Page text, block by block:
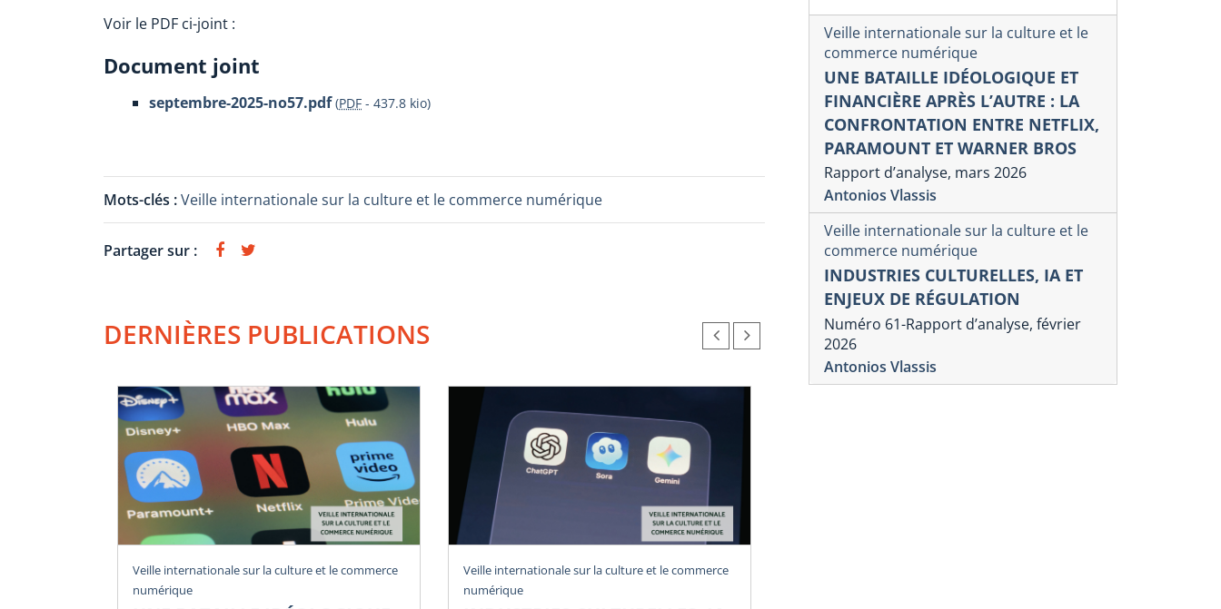
Voir le PDF ci-joint :
Document joint
septembre-2025-no57.pdf (PDF - 437.8 kio)
Mots-clés :Veille internationale sur la culture et le commerce numérique
Partager sur :
DERNIÈRES PUBLICATIONS
Veille internationale sur la culture et le commerce
numérique
Veille internationale sur la culture et le commerce
numérique
Veille internationale sur la culture et le
commerce numérique
UNE BATAILLE IDÉOLOGIQUE ET
FINANCIÈRE APRÈS L’AUTRE : LA
CONFRONTATION ENTRE NETFLIX,
PARAMOUNT ET WARNER BROS
Rapport d’analyse, mars 2026
Antonios Vlassis
Veille internationale sur la culture et le
commerce numérique
INDUSTRIES CULTURELLES, IA ET
ENJEUX DE RÉGULATION
Numéro 61-Rapport d’analyse, février
2026
Antonios Vlassis